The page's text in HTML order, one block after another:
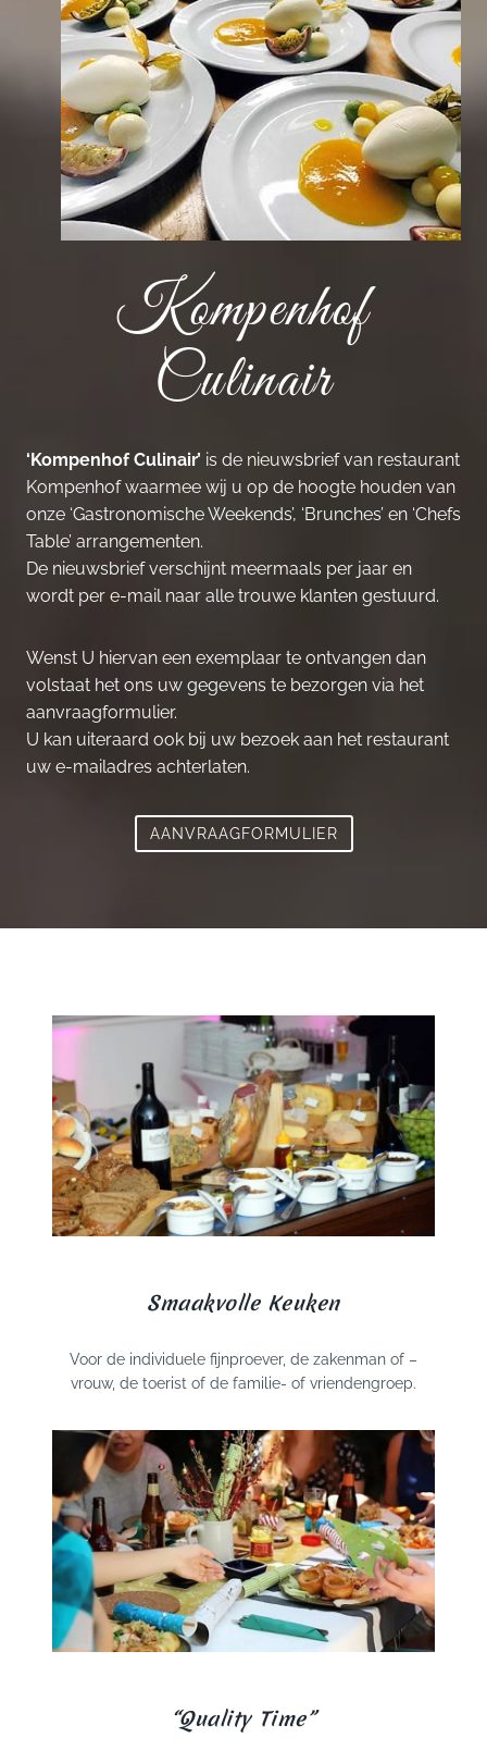
Kompenhof
Culinair
‘Kompenhof Culinair’ is de nieuwsbrief van restaurant
Kompenhof waarmee wij u op de hoogte houden van
onze ‘Gastronomische Weekends’, ‘Brunches’ en ‘Chefs
Table’ arrangementen.
De nieuwsbrief verschijnt meermaals per jaar en
wordt per e-mail naar alle trouwe klanten gestuurd.
Wenst U hiervan een exemplaar te ontvangen dan
volstaat het ons uw gegevens te bezorgen via het
aanvraagformulier.
U kan uiteraard ook bij uw bezoek aan het restaurant
uw e-mailadres achterlaten.
AANVRAAGFORMULIER
Smaakvolle Keuken
Voor de individuele fijnproever, de zakenman of –
vrouw, de toerist of de familie- of vriendengroep.
“Quality Time”